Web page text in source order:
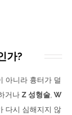
가?
아니라 흉터가 덜
거나 Z 성형술, W
다시 심해지지 않